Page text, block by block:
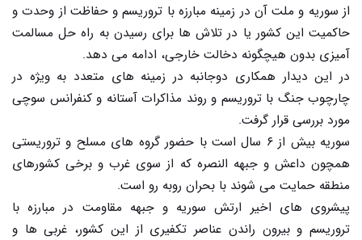
از سوریه و ملت آن در زمینه مبارزه با تروریسم و حفاظت از وحدت و
حاکمیت این کشور یا در تلاش ها برای رسیدن به راه حل مسالمت
آمیزی بدون هیچگونه دخالت خارجی، ادامه می دهد.
در این دیدار همکاری دوجانبه در زمینه های متعدد به ویژه در
چارچوب جنگ با تروریسم و روند مذاکرات آستانه و کنفرانس سوچی
مورد بررسی قرار گرفت.
سوریه بیش از ۶ سال است با حضور گروه های مسلح و تروریستی
همچون داعش و جبهه النصره که از سوی غرب و برخی کشورهای
منطقه حمایت می شوند با بحران روبه رو است.
پیشروی های اخیر ارتش سوریه و جبهه مقاومت در مبارزه با
تروریسم و بیرون راندن عناصر تکفیری از این کشور، غربی ها و